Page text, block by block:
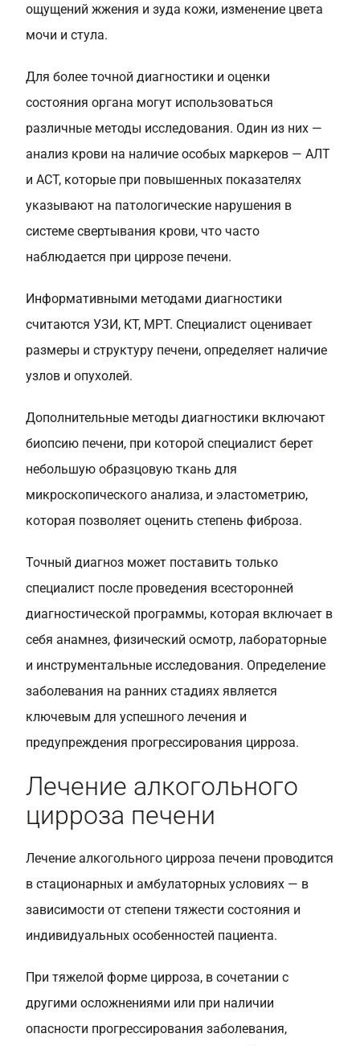
ощущений жжения и зуда кожи, изменение цвета
мочи и стула.
Для более точной диагностики и оценки
состояния органа могут использоваться
различные методы исследования. Один из них —
анализ крови на наличие особых маркеров — АЛТ
и АСТ, которые при повышенных показателях
указывают на патологические нарушения в
системе свертывания крови, что часто
наблюдается при циррозе печени.
Информативными методами диагностики
считаются УЗИ, КТ, МРТ. Специалист оценивает
размеры и структуру печени, определяет наличие
узлов и опухолей.
Дополнительные методы диагностики включают
биопсию печени, при которой специалист берет
небольшую образцовую ткань для
микроскопического анализа, и эластометрию,
которая позволяет оценить степень фиброза.
Точный диагноз может поставить только
специалист после проведения всесторонней
диагностической программы, которая включает в
себя анамнез, физический осмотр, лабораторные
и инструментальные исследования. Определение
заболевания на ранних стадиях является
ключевым для успешного лечения и
предупреждения прогрессирования цирроза.
Лечение алкогольного
цирроза печени
Лечение алкогольного цирроза печени проводится
в стационарных и амбулаторных условиях — в
зависимости от степени тяжести состояния и
индивидуальных особенностей пациента.
При тяжелой форме цирроза, в сочетании с
другими осложнениями или при наличии
опасности прогрессирования заболевания,